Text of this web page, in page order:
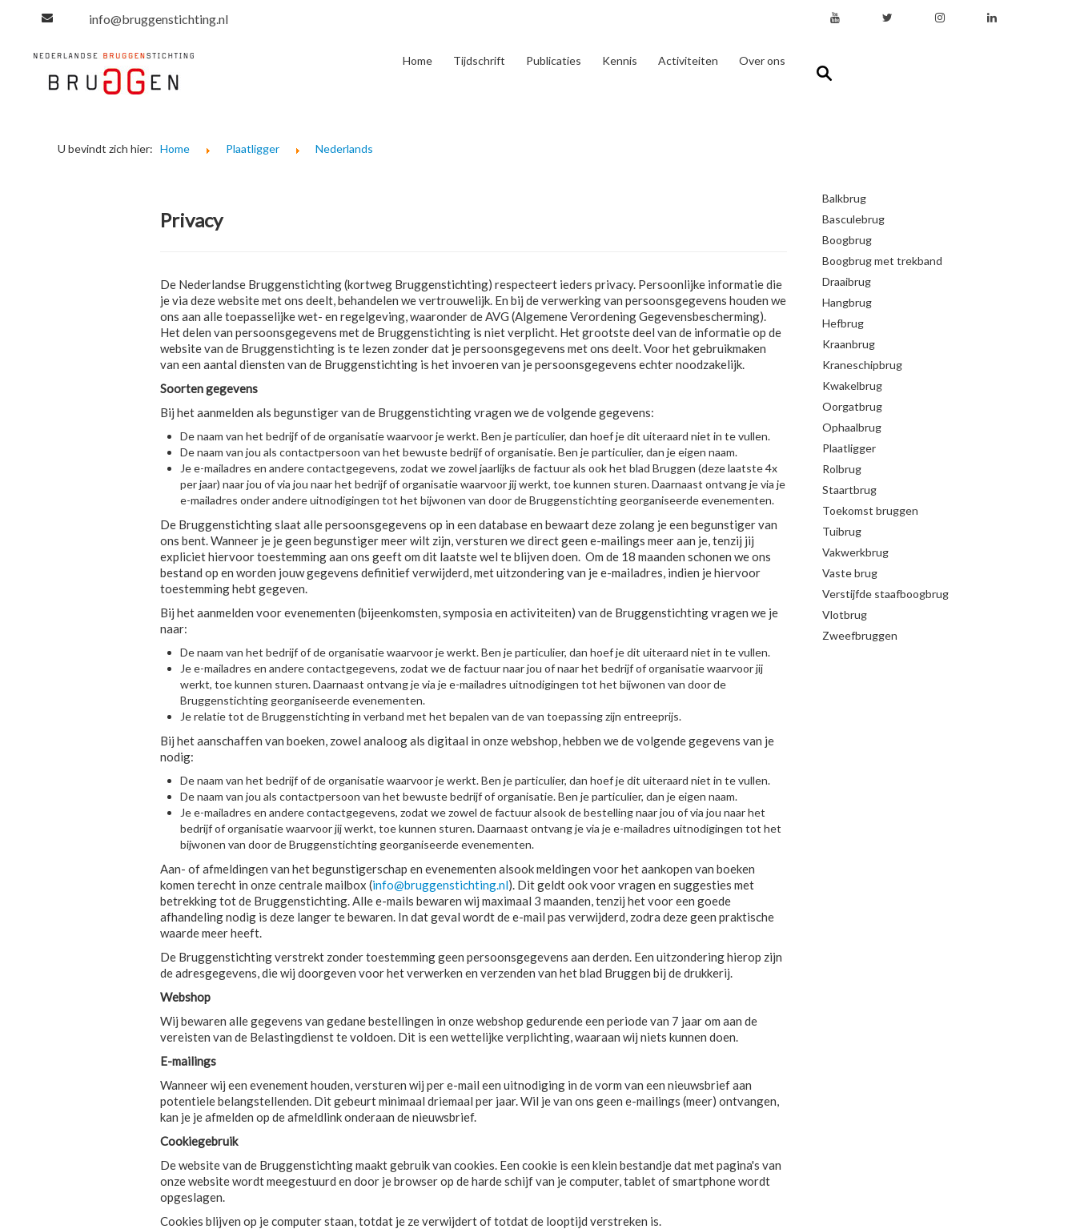
info@bruggenstichting.nl
Home Tijdschrift Publicaties Kennis Activiteiten Over ons
U bevindt zich hier: Home Plaatligger Nederlands
Privacy
De Nederlandse Bruggenstichting (kortweg Bruggenstichting) respecteert ieders privacy. Persoonlijke informatie die
je via deze website met ons deelt, behandelen we vertrouwelijk. En bij de verwerking van persoonsgegevens houden we
ons aan alle toepasselijke wet- en regelgeving, waaronder de AVG (Algemene Verordening Gegevensbescherming).
Het delen van persoonsgegevens met de Bruggenstichting is niet verplicht. Het grootste deel van de informatie op de
website van de Bruggenstichting is te lezen zonder dat je persoonsgegevens met ons deelt. Voor het gebruikmaken
van een aantal diensten van de Bruggenstichting is het invoeren van je persoonsgegevens echter noodzakelijk.
Soorten gegevens
Bij het aanmelden als begunstiger van de Bruggenstichting vragen we de volgende gegevens:
De naam van het bedrijf of de organisatie waarvoor je werkt. Ben je particulier, dan hoef je dit uiteraard niet in te vullen.
De naam van jou als contactpersoon van het bewuste bedrijf of organisatie. Ben je particulier, dan je eigen naam.
Je e-mailadres en andere contactgegevens, zodat we zowel jaarlijks de factuur als ook het blad Bruggen (deze laatste 4x
per jaar) naar jou of via jou naar het bedrijf of organisatie waarvoor jij werkt, toe kunnen sturen. Daarnaast ontvang je via je
e-mailadres onder andere uitnodigingen tot het bijwonen van door de Bruggenstichting georganiseerde evenementen.
De Bruggenstichting slaat alle persoonsgegevens op in een database en bewaart deze zolang je een begunstiger van
ons bent. Wanneer je je geen begunstiger meer wilt zijn, versturen we direct geen e-mailings meer aan je, tenzij jij
expliciet hiervoor toestemming aan ons geeft om dit laatste wel te blijven doen. Om de 18 maanden schonen we ons
bestand op en worden jouw gegevens definitief verwijderd, met uitzondering van je e-mailadres, indien je hiervoor
toestemming hebt gegeven.
Bij het aanmelden voor evenementen (bijeenkomsten, symposia en activiteiten) van de Bruggenstichting vragen we je
naar:
De naam van het bedrijf of de organisatie waarvoor je werkt. Ben je particulier, dan hoef je dit uiteraard niet in te vullen.
Je e-mailadres en andere contactgegevens, zodat we de factuur naar jou of naar het bedrijf of organisatie waarvoor jij
werkt, toe kunnen sturen. Daarnaast ontvang je via je e-mailadres uitnodigingen tot het bijwonen van door de
Bruggenstichting georganiseerde evenementen.
Je relatie tot de Bruggenstichting in verband met het bepalen van de van toepassing zijn entreeprijs.
Bij het aanschaffen van boeken, zowel analoog als digitaal in onze webshop, hebben we de volgende gegevens van je
nodig:
De naam van het bedrijf of de organisatie waarvoor je werkt. Ben je particulier, dan hoef je dit uiteraard niet in te vullen.
De naam van jou als contactpersoon van het bewuste bedrijf of organisatie. Ben je particulier, dan je eigen naam.
Je e-mailadres en andere contactgegevens, zodat we zowel de factuur alsook de bestelling naar jou of via jou naar het
bedrijf of organisatie waarvoor jij werkt, toe kunnen sturen. Daarnaast ontvang je via je e-mailadres uitnodigingen tot het
bijwonen van door de Bruggenstichting georganiseerde evenementen.
Aan- of afmeldingen van het begunstigerschap en evenementen alsook meldingen voor het aankopen van boeken
komen terecht in onze centrale mailbox (info@bruggenstichting.nl). Dit geldt ook voor vragen en suggesties met
betrekking tot de Bruggenstichting. Alle e-mails bewaren wij maximaal 3 maanden, tenzij het voor een goede
afhandeling nodig is deze langer te bewaren. In dat geval wordt de e-mail pas verwijderd, zodra deze geen praktische
waarde meer heeft.
De Bruggenstichting verstrekt zonder toestemming geen persoonsgegevens aan derden. Een uitzondering hierop zijn
de adresgegevens, die wij doorgeven voor het verwerken en verzenden van het blad Bruggen bij de drukkerij.
Webshop
Wij bewaren alle gegevens van gedane bestellingen in onze webshop gedurende een periode van 7 jaar om aan de
vereisten van de Belastingdienst te voldoen. Dit is een wettelijke verplichting, waaraan wij niets kunnen doen.
E-mailings
Wanneer wij een evenement houden, versturen wij per e-mail een uitnodiging in de vorm van een nieuwsbrief aan
potentiele belangstellenden. Dit gebeurt minimaal driemaal per jaar. Wil je van ons geen e-mailings (meer) ontvangen,
kan je je afmelden op de afmeldlink onderaan de nieuwsbrief.
Cookiegebruik
De website van de Bruggenstichting maakt gebruik van cookies. Een cookie is een klein bestandje dat met pagina's van
onze website wordt meegestuurd en door je browser op de harde schijf van je computer, tablet of smartphone wordt
opgeslagen.
Cookies blijven op je computer staan, totdat je ze verwijdert of totdat de looptijd verstreken is.
Balkbrug
Basculebrug
Boogbrug
Boogbrug met trekband
Draaibrug
Hangbrug
Hefbrug
Kraanbrug
Kraneschipbrug
Kwakelbrug
Oorgatbrug
Ophaalbrug
Plaatligger
Rolbrug
Staartbrug
Toekomst bruggen
Tuibrug
Vakwerkbrug
Vaste brug
Verstijfde staafboogbrug
Vlotbrug
Zweefbruggen